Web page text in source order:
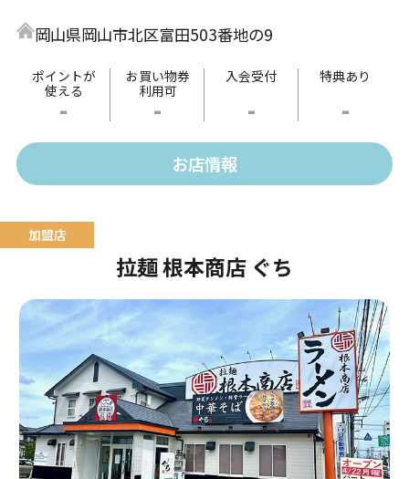
岡山県岡山市北区富田503番地の9
ポイントが
使える
-
お買い物券
利用可
-
入会受付
-
特典あり
-
お店情報
拉麺 根本商店 ぐち